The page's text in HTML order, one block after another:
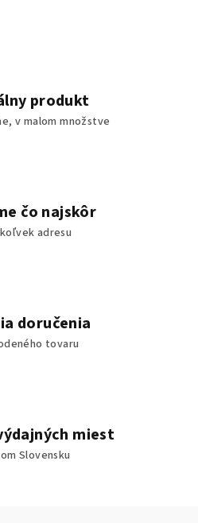
produkt
v malom množstve
čo najskôr
adresu
doručenia
tovaru
miest
Slovensku